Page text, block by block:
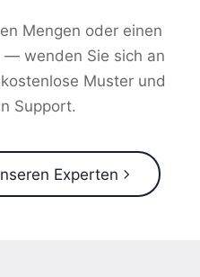
Mengen oder einen
— wenden Sie sich an
Muster und
Support.
Experten